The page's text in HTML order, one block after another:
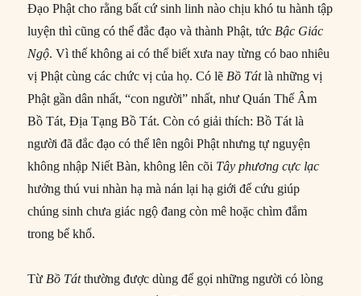
Đạo Phật cho rằng bất cứ sinh linh nào chịu khó tu hành tập
luyện thì cũng có thể đắc đạo và thành Phật, tức Bậc Giác
Ngộ. Vì thế không ai có thể biết xưa nay từng có bao nhiêu
vị Phật cùng các chức vị của họ. Có lẽ Bồ Tátlà những vị
Phật gần dân nhất, “con người” nhất, như Quán Thế Âm
Bồ Tát, Địa Tạng Bồ Tát. Còn có giải thích: Bồ Tát là
người đã đắc đạo có thể lên ngôi Phật nhưng tự nguyện
không nhập Niết Bàn, không lên cõi Tây phương cực lạc
hưởng thú vui nhàn hạ mà nán lại hạ giới để cứu giúp
chúng sinh chưa giác ngộ đang còn mê hoặc chìm đắm
trong bể khổ.
Từ Bồ Tátthường được dùng để gọi những người có lòng